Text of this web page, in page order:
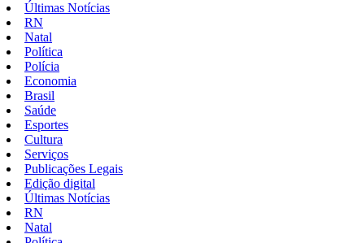
Últimas Notícias
RN
Natal
Política
Polícia
Economia
Brasil
Saúde
Esportes
Cultura
Serviços
Publicações Legais
Edição digital
Últimas Notícias
RN
Natal